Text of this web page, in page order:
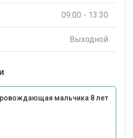
09:00 - 13:30
Выходной
мальчика 8 лет